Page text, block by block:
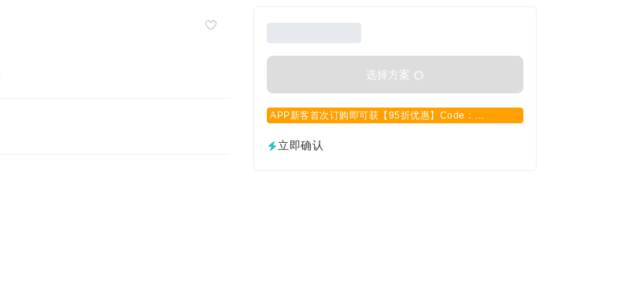
选择方案
APP新客首次订购即可获【95折优惠】Code：
立即确认